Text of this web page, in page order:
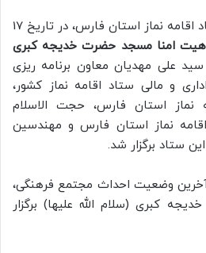
به گزارش روابط عمومی ستاد اقامه نماز استان فارس، در تاریخ 17
امنا مسجد حضرت خدیجه کبری
سید علی مهدیان معاون برنامه ریزی
و مالی ستاد اقامه نماز کشور،
نماز استان فارس، حجت الاسلام
نماز استان فارس و مهندسین
ستاد برگزار شد.
وضعیت احداث مجتمع فرهنگی،
کبری (سلام الله علیها) برگزار